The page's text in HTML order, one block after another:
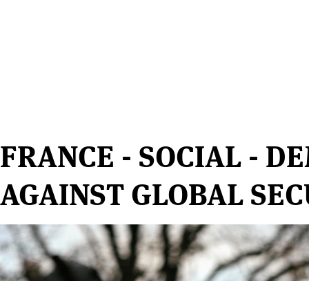
FRANCE - SOCIAL -
AGAINST GLOBAL